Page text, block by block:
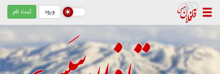
ورود ثبت نام